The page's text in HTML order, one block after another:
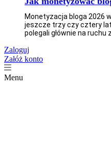
Monetyzacja bloga 2026
jeszcze trzy czy cztery
polegali głównie na ruchu z
Zaloguj
Załóż konto
Menu